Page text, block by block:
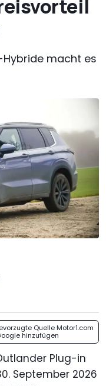
macht es
Quelle Motor1.com
hinzufügen
Plug-in
September 2026